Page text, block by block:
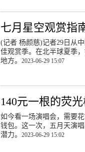
七月星空观赏指
(记者 杨颜慈)记者29日从
佳观赏季。在北半球夏季
地方。 2023-06-29 15:07
140元一根的荧
如今看一场演唱会，需要
钱包。这一次，五月天演
潜力。 2023-06-29 15:02